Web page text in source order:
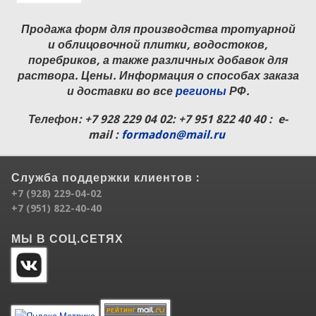
Продажа форм для производства тротуарной
и облицовочной плитки, водостоков,
поребриков, а также различных добавок для
раствора. Цены. Информация о способах заказа
и доставки во все регионыРФ.
Телефон: +7 928 229 04 02: +7 951 822 40 40 : e-
mail : formadon@mail.ru
Служба поддержки клиентов :
+7 (928) 229-04-02
+7 (951) 822-40-40
МЫ В СОЦ.СЕТЯХ